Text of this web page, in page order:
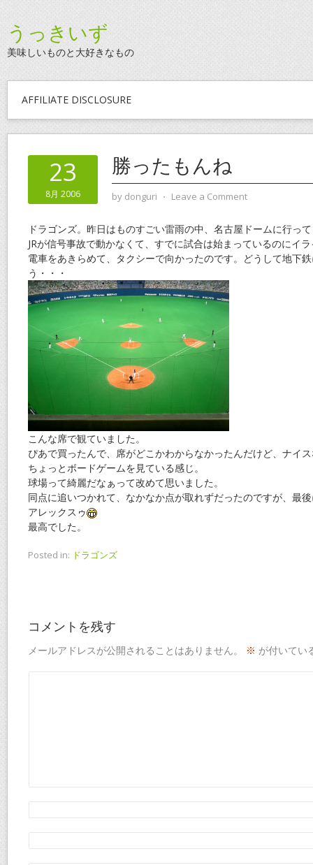
うっきいず
美味しいものと大好きなもの
AFFILIATE DISCLOSURE
23
8月 2006
勝ったもんね
by donguri ⋅ Leave a Comment
ドラゴンズ。昨日はものすごい雷雨の中、名古屋ドームに行っ
JRが信号事故で動かなくて、すでに試合は始まっているのにイ
電車をあきらめて、タクシーで向かったのです。どうして地下
う・・・
こんな席で観ていました。
ぴあで買ったんで、席がどこかわからなかったんだけど、ナイ
ちょっとボードゲームを見ている感じ。
球場って綺麗だなぁって改めて思いました。
同点に追いつかれて、なかなか点が取れずだったのですが、最
アレックスゥ
最高でした。
Posted in: ドラゴンズ
コメントを残す
メールアドレスが公開されることはありません。 ※ が付いてい